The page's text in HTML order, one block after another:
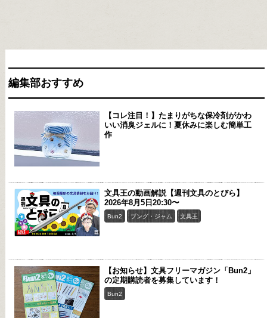
編集部おすすめ
【コレ注目！】たまりがちな保冷剤がかわ
いい消臭ジェルに！夏休みに楽しむ簡単工
作
文具王の動画解説【週刊文具のとびら】
2026年8月5日20:30〜
Bun2 ブング・ジャム 文具王
【お知らせ】文具フリーマガジン「Bun2」
の定期購読者を募集しています！
Bun2